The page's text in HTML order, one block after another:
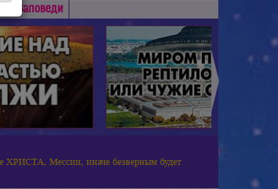
Заповеди ►
ХРИСТА, Мессии, иначе безверным будет